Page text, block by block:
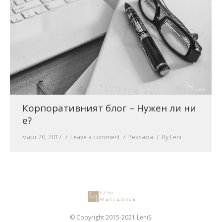
Корпоративният блог – Нужен ли ни
е?
март 20, 2017 Leave a comment Реклама By Leni
© Copyright 2015-2021 LeniS.